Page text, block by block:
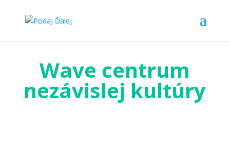
Wave centrum
nezávislej kultúry